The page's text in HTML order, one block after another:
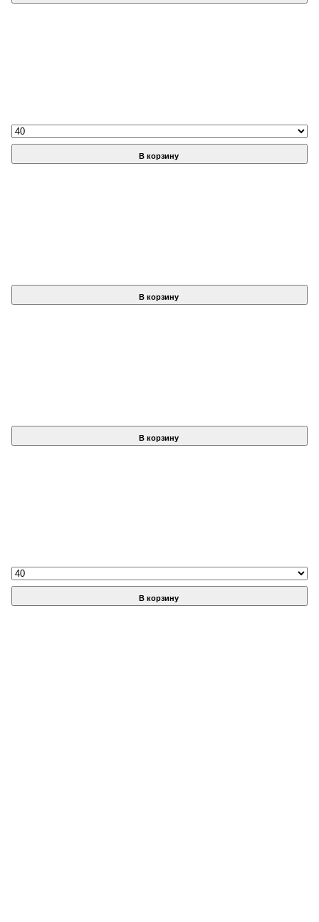
В корзину
В корзину
В корзину
В корзину